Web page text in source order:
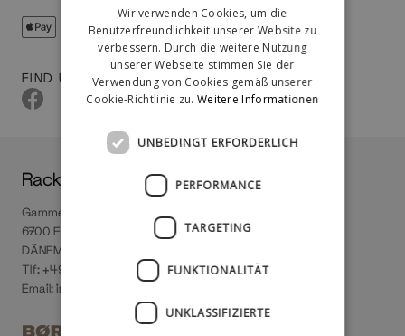
FIND US
RackBuddy
Gammel Vardevej 66A
6700 Esbjerg
DÄNEMARK
Tlf: +49 800 0010004
Email:info@rackbuddy.de
Wir verwenden Cookies, um die
Benutzerfreundlichkeit unserer Website zu
verbessern. Durch die weitere Nutzung
unserer Webseite stimmen Sie der
Verwendung von Cookies gemäß unserer
Cookie-Richtlinie zu.Weitere Informationen
UNBEDINGT ERFORDERLICH
PERFORMANCE
TARGETING
FUNKTIONALITÄT
UNKLASSIFIZIERTE